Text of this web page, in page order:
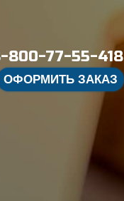
800-77-55-418
ОФОРМИТЬ ЗАКАЗ